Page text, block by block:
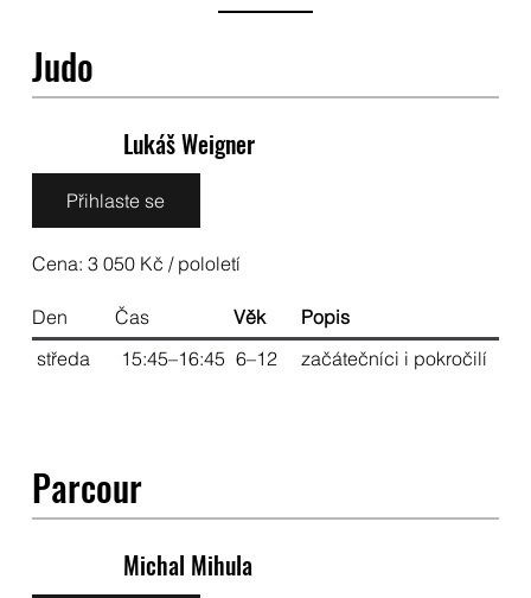
Cena: 3 050 Kč / pololetí
začátečníci i pokročilí
6–12
15:45–16:45
středa
Popis
Věk
Čas
Den
Přihlaste se
Lukáš Weigner
Judo
Michal Mihula
Parcour